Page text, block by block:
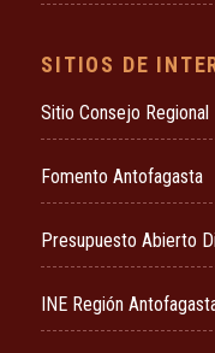
SITIOS DE
Sitio Consejo Regional
Fomento Antofagasta
Presupuesto Abierto
INE Región